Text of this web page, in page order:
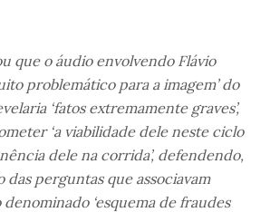
que o áudio envolvendo Flávio
problemático para a imagem’ do
‘fatos extremamente graves’,
‘a viabilidade dele neste ciclo
dele na corrida’, defendendo,
das perguntas que associavam
‘esquema de fraudes